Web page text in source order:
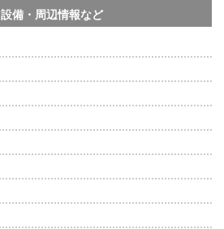
設備・周辺情報など